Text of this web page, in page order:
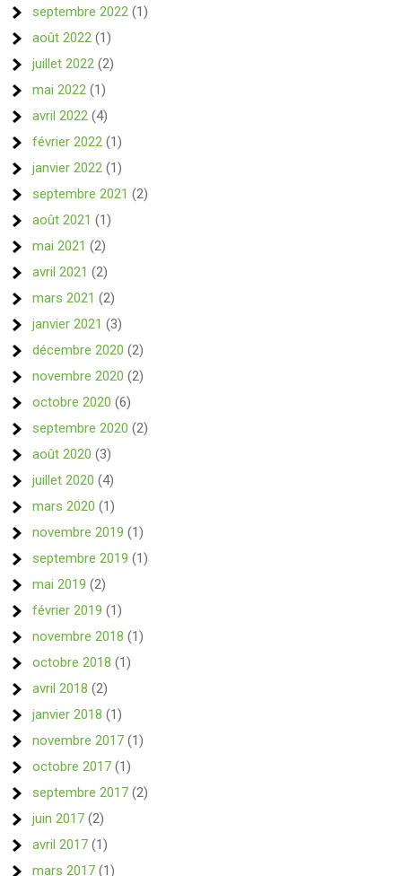
septembre 2022 (1)
août 2022 (1)
juillet 2022 (2)
mai 2022 (1)
avril 2022 (4)
février 2022 (1)
janvier 2022 (1)
septembre 2021 (2)
août 2021 (1)
mai 2021 (2)
avril 2021 (2)
mars 2021 (2)
janvier 2021 (3)
décembre 2020 (2)
novembre 2020 (2)
octobre 2020 (6)
septembre 2020 (2)
août 2020 (3)
juillet 2020 (4)
mars 2020 (1)
novembre 2019 (1)
septembre 2019 (1)
mai 2019 (2)
février 2019 (1)
novembre 2018 (1)
octobre 2018 (1)
avril 2018 (2)
janvier 2018 (1)
novembre 2017 (1)
octobre 2017 (1)
septembre 2017 (2)
juin 2017 (2)
avril 2017 (1)
mars 2017 (1)